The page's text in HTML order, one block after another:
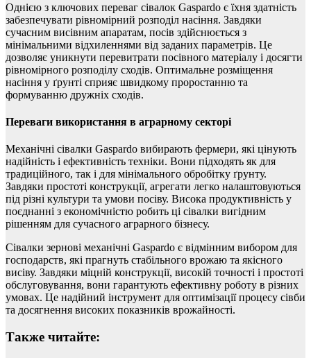
Однією з ключових переваг сівалок Gaspardo є їхня здатність
забезпечувати рівномірний розподіл насіння. Завдяки
сучасним висівним апаратам, посів здійснюється з
мінімальними відхиленнями від заданих параметрів. Це
дозволяє уникнути перевитрати посівного матеріалу і досягти
рівномірного розподілу сходів. Оптимальне розміщення
насіння у ґрунті сприяє швидкому проростанню та
формуванню дружніх сходів.
Переваги використання в аграрному секторі
Механічні сівалки Gaspardo вибирають фермери, які цінують
надійність і ефективність техніки. Вони підходять як для
традиційного, так і для мінімального обробітку ґрунту.
Завдяки простоті конструкції, агрегати легко налаштовуються
під різні культури та умови посіву. Висока продуктивність у
поєднанні з економічністю робить ці сівалки вигідним
рішенням для сучасного аграрного бізнесу.
Сівалки зернові механічні Gaspardo є відмінним вибором для
господарств, які прагнуть стабільного врожаю та якісного
висіву. Завдяки міцній конструкції, високій точності і простоті
обслуговування, вони гарантують ефективну роботу в різних
умовах. Це надійний інструмент для оптимізації процесу сівби
та досягнення високих показників врожайності.
Также читайте: